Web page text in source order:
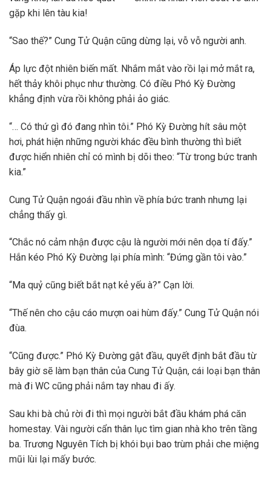
gặp khi lên tàu kia!
“Sao thế?” Cung Tử Quận cũng dừng lại, vỗ vỗ người anh.
Áp lực đột nhiên biến mất. Nhắm mắt vào rồi lại mở mắt ra,
hết thảy khôi phục như thường. Có điều Phó Kỳ Đường
khẳng định vừa rồi không phải ảo giác.
“… Có thứ gì đó đang nhìn tôi.” Phó Kỳ Đường hít sâu một
hơi, phát hiện những người khác đều bình thường thì biết
được hiển nhiên chỉ có mình bị dõi theo: “Từ trong bức tranh
kia.”
Cung Tử Quận ngoái đầu nhìn về phía bức tranh nhưng lại
chẳng thấy gì.
“Chắc nó cảm nhận được cậu là người mới nên dọa tí đấy.”
Hắn kéo Phó Kỳ Đường lại phía mình: “Đứng gần tôi vào.”
“Ma quỷ cũng biết bắt nạt kẻ yếu à?” Cạn lời.
“Thế nên cho cậu cáo mượn oai hùm đấy.” Cung Tử Quận nói
đùa.
“Cũng được.” Phó Kỳ Đường gật đầu, quyết định bắt đầu từ
bây giờ sẽ làm bạn thân của Cung Tử Quận, cái loại bạn thân
mà đi WC cũng phải nắm tay nhau đi ấy.
Sau khi bà chủ rời đi thì mọi người bắt đầu khám phá căn
homestay. Vài người cẩn thân lục tìm gian nhà kho trên tầng
ba. Trương Nguyên Tích bị khói bụi bao trùm phải che miệng
mũi lùi lại mấy bước.